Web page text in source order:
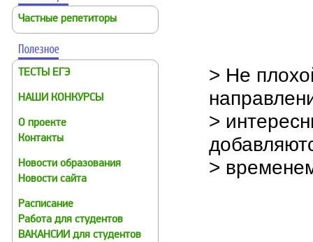
Частные репетиторы
ТЕСТЫ ЕГЭ
НАШИ КОНКУРСЫ
О проекте
Контакты
Новости образования
Новости сайта
Расписание
Работа для студентов
ВАКАНСИИ для студентов
> Не
>
>